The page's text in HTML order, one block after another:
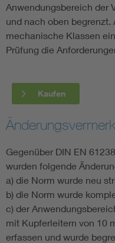
Anwendungsbereich der
und nach oben begrenzt.
mechanische Klassen
Prüfung die
Kaufen
Änderungsvermerk
Gegenüber DIN EN
wurden folgende
a) die Norm wurde neu
b) die Norm wurde
c) der
mit Kupferleitern von 10
erfassen und wurde